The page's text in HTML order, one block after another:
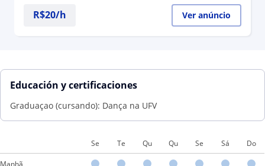
R$20/h Ver anúncio
Educación y certificaciones
Graduaçao (cursando): Dança na UFV
Se Te Qu Qu Se Sá Do
Manhã